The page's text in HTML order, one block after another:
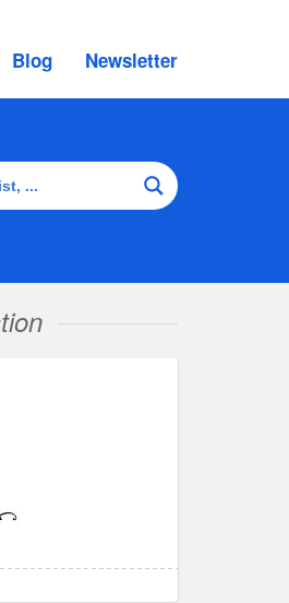
Blog Newsletter